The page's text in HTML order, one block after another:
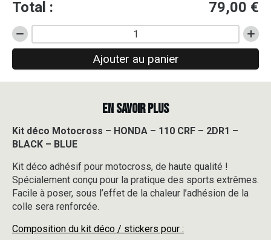
Total : 79,00 €
quantité
de
déco
Motocross
110
CRF
2DR1
-
BLACK
-
BLUE
Ajouter au panier
EN SAVOIR PLUS
Kit déco Motocross – HONDA – 110 CRF – 2DR1 –
BLACK – BLUE
Kit déco adhésif pour motocross, de haute qualité !
Spécialement conçu pour la pratique des sports extrêmes.
Facile à poser, sous l’effet de la chaleur l’adhésion de la
colle sera renforcée.
Composition du kit déco / stickers pour :